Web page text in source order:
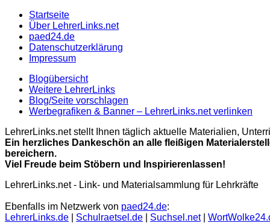
Startseite
Über LehrerLinks.net
paed24.de
Datenschutzerklärung
Impressum
Blogübersicht
Weitere LehrerLinks
Blog/Seite vorschlagen
Werbegrafiken & Banner – LehrerLinks.net verlinken
LehrerLinks.net stellt Ihnen täglich aktuelle Materialien,
Ein herzliches Dankeschön an alle fleißigen
bereichern.
Viel Freude beim Stöbern und Inspirierenlassen!
LehrerLinks.net - Link- und Materialsammlung für Lehrkräfte
Ebenfalls im Netzwerk von paed24.de:
LehrerLinks.de
Schulraetsel.de Suchsel.net|